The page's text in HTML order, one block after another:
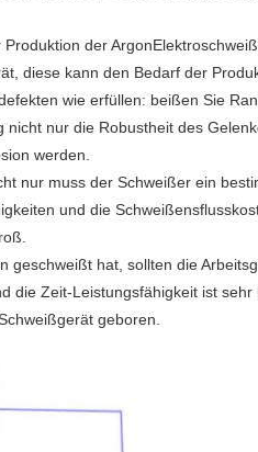
der
diese kann den Bedarf der
wie erfüllen: beißen Sie
nicht nur die Robustheit des
werden.
nur muss der Schweißer ein
und die
geschweißt hat, sollten die
die Zeit-Leistungsfähigkeit ist
geboren.